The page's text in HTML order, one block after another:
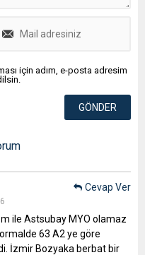
için adım, e-posta adresim
ile Astsubay MYO olamaz
63 A2 ye göre
İzmir Bozyaka berbat bir
Cevap Ver